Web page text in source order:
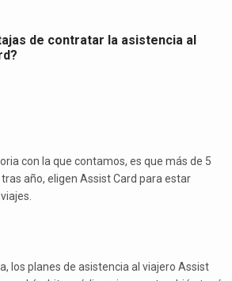
de contratar la asistencia al
con la que contamos, es que más de 5
año, eligen Assist Card para estar
los planes de asistencia al viajero Assist